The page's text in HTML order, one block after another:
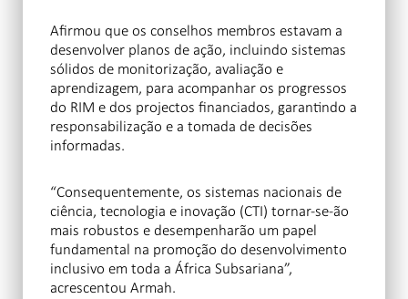
Afirmou que os conselhos membros estavam a
desenvolver planos de ação, incluindo sistemas
sólidos de monitorização, avaliação e
aprendizagem, para acompanhar os progressos
do RIM e dos projectos financiados, garantindo a
responsabilização e a tomada de decisões
informadas.
“Consequentemente, os sistemas nacionais de
ciência, tecnologia e inovação (CTI) tornar-se-ão
mais robustos e desempenharão um papel
fundamental na promoção do desenvolvimento
inclusivo em toda a África Subsariana”,
acrescentou Armah.